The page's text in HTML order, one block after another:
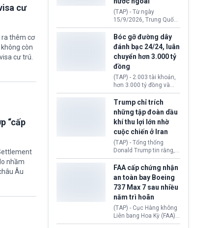
cư
ra thêm cơ
còn
cư trú.
“cấp
nhầm
Âu
nguyên liệu liên quan
đến ổ dịch Salmonella
khiến ít nhất 110 người
mắc bệnh tại bang
Minnesota.
(TAP) - Từ ngày
15/9/2026, Trung Quốc
áp dụng quy định mới về
quản lý xuất nhập cảnh.
Một hành vi vi phạm giấy
tờ, xuất nhập cảnh trái
phép hay liên quan kiểm
soát công nghệ có thể
khiến công dân Trung
Quốc đối mặt lệnh cấm
xuất cảnh kéo dài tới 3
năm. Trong khi đó, người
nước ngoài sử dụng giấy
tờ giả có nguy cơ bị từ
chối nhập cảnh hoặc
cấm vào Trung Quốc tới
5 năm.
Bóc gỡ đường dây
đánh bạc 24/24, luân
chuyển hơn 3.000 tỷ
đồng
(TAP) - 2.003 tài khoản,
hơn 3.000 tỷ đồng và
một đường dây đánh
bạc xuyên quốc gia vận
hành 24/24 giờ vừa bị
Công an TP. Hải Phòng
(Việt Nam) bóc gỡ.
Trump chỉ trích
những tập đoàn dầu
khí thu lợi lớn nhờ
cuộc chiến ở Iran
(TAP) - Tổng thống
Donald Trump tin rằng, 2
tập đoàn dầu khí
ExxonMobil và Chevron
đã thu về lợi nhuận quá
lớn nhờ giá dầu tăng
mạnh suốt thời gian Hoa
Kỳ xảy ra xung đột ở
Iran. Trên cơ sở đó, lãnh
đạo Nhà Trắng kêu gọi
các doanh nghiệp cần
FAA cấp chứng nhận
an toàn bay Boeing
737 Max 7 sau nhiều
năm trì hoãn
(TAP) - Cục Hàng không
Liên bang Hoa Kỳ (FAA)
vừa chính thức cấp